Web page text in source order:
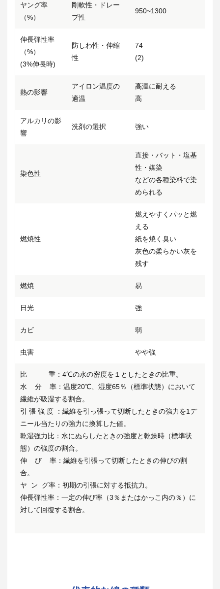
ヤング率
（%）
剛軟性・ドレー
プ性
950~1300
伸長弾性率
（%）
(3%伸長時)
防しわ性・伸縮
性
74
(2)
熱の影響
アイロン温度の
適温
高温に耐える
高
アルカリの影
響
洗剤の選択 強い
染色性
直接・バット・塩基
性・媒染
などの各種染料で染
められる
燃焼性
燃えやすくパッと燃
える
紙を焼く臭い
灰色の柔らかい灰を
残す
燃焼 易
日光 強
カビ 弱
虫害 やや強
比 重：4℃の水の密度を１としたときの比重。
水 分 率：温度20℃、湿度65％（標準状態）において
繊維が吸湿する割合。
引 張 強 度 ：繊維を引っ張って切断したときの強力を1デ
ニール当たりの強力に換算した値。
乾湿強力比：水にぬらしたときの強度と乾燥時（標準状
態）の強度の割合。
伸 び 率：繊維を引張って切断したときの伸びの割
合。
ヤ ン グ率：初期の引張に対する抵抗力。
伸長弾性率：一定の伸び率（3％またはかっこ内の％）に
対して回復する割合。